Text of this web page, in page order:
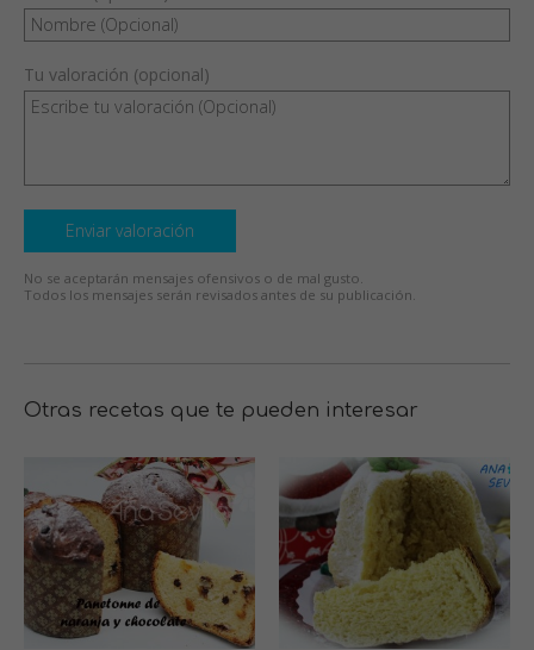
Tu valoración (opcional)
Enviar valoración
No se aceptarán mensajes ofensivos o de mal gusto.
Todos los mensajes serán revisados antes de su publicación.
Otras recetas que te pueden interesar